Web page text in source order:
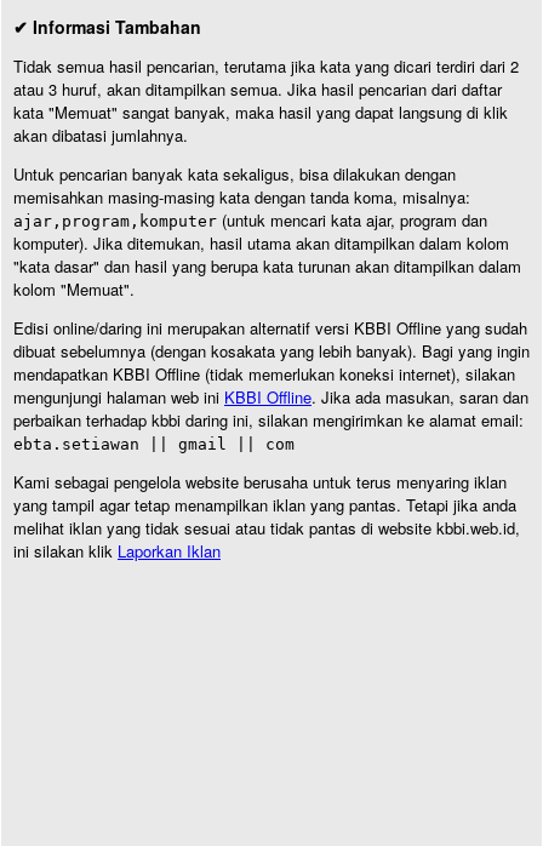
✔ Informasi Tambahan
Tidak semua hasil pencarian, terutama jika kata yang dicari terdiri dari 2
atau 3 huruf, akan ditampilkan semua. Jika hasil pencarian dari daftar
kata "Memuat" sangat banyak, maka hasil yang dapat langsung di klik
akan dibatasi jumlahnya.
Untuk pencarian banyak kata sekaligus, bisa dilakukan dengan
memisahkan masing-masing kata dengan tanda koma, misalnya:
ajar,program,komputer (untuk mencari kata ajar, program dan
komputer). Jika ditemukan, hasil utama akan ditampilkan dalam kolom
"kata dasar" dan hasil yang berupa kata turunan akan ditampilkan dalam
kolom "Memuat".
Edisi online/daring ini merupakan alternatif versi KBBI Offline yang sudah
dibuat sebelumnya (dengan kosakata yang lebih banyak). Bagi yang ingin
mendapatkan KBBI Offline (tidak memerlukan koneksi internet), silakan
mengunjungi halaman web ini KBBI Offline. Jika ada masukan, saran dan
perbaikan terhadap kbbi daring ini, silakan mengirimkan ke alamat email:
ebta.setiawan || gmail || com
Kami sebagai pengelola website berusaha untuk terus menyaring iklan
yang tampil agar tetap menampilkan iklan yang pantas. Tetapi jika anda
melihat iklan yang tidak sesuai atau tidak pantas di website kbbi.web.id,
ini silakan klik Laporkan Iklan